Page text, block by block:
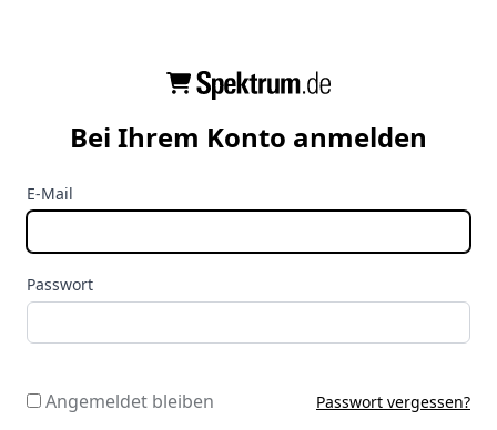
Bei Ihrem Konto anmelden
E-Mail
Passwort
Angemeldet bleiben Passwort vergessen?